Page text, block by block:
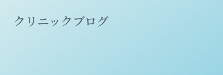
クリニックブログ